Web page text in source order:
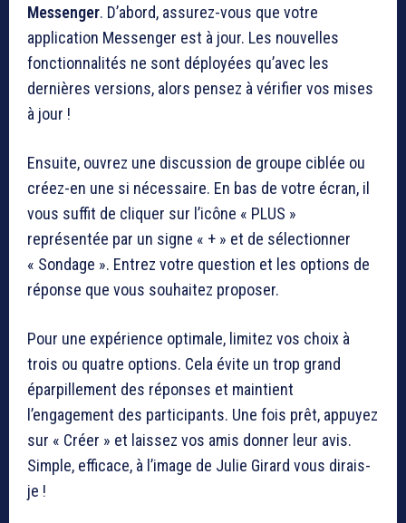
Messenger. D’abord, assurez-vous que votre
application Messenger est à jour. Les nouvelles
fonctionnalités ne sont déployées qu’avec les
dernières versions, alors pensez à vérifier vos mises
à jour !
Ensuite, ouvrez une discussion de groupe ciblée ou
créez-en une si nécessaire. En bas de votre écran, il
vous suffit de cliquer sur l’icône « PLUS »
représentée par un signe « + » et de sélectionner
« Sondage ». Entrez votre question et les options de
réponse que vous souhaitez proposer.
Pour une expérience optimale, limitez vos choix à
trois ou quatre options. Cela évite un trop grand
éparpillement des réponses et maintient
l’engagement des participants. Une fois prêt, appuyez
sur « Créer » et laissez vos amis donner leur avis.
Simple, efficace, à l’image de Julie Girard vous dirais-
je !